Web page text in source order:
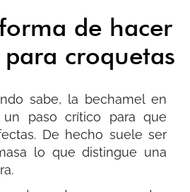
de hacer
croquetas
sabe, la bechamel en
paso crítico para que
De hecho suele ser
lo que distingue una